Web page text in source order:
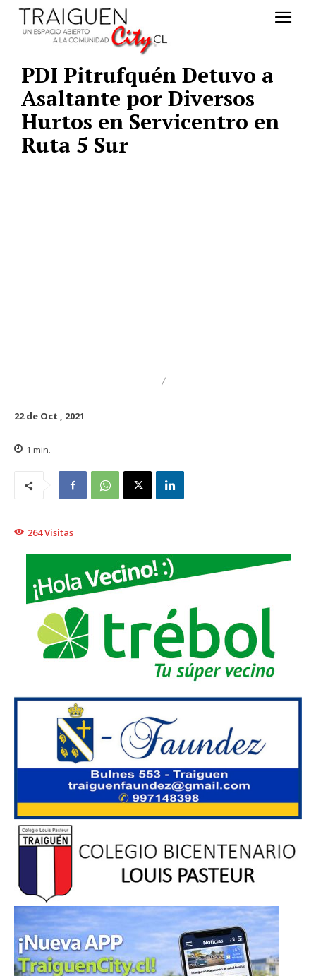
PDI Pitrufquén Detuvo a
Asaltante por Diversos
Hurtos en Servicentro en
Ruta 5 Sur
22 de Oct , 2021
1 min.
264Visitas